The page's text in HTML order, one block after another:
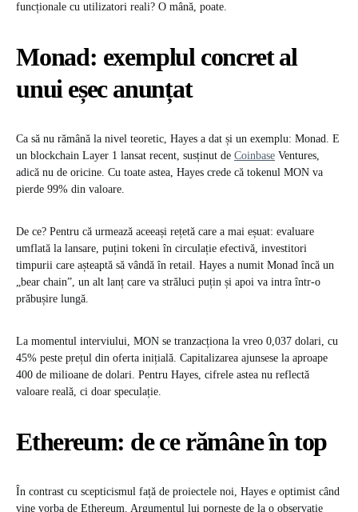
funcționale cu utilizatori reali? O mână, poate.
Monad: exemplul concret al
unui eșec anunțat
Ca să nu rămână la nivel teoretic, Hayes a dat și un exemplu: Monad. E
un blockchain Layer 1 lansat recent, susținut de Coinbase Ventures,
adică nu de oricine. Cu toate astea, Hayes crede că tokenul MON va
pierde 99% din valoare.
De ce? Pentru că urmează aceeași rețetă care a mai eșuat: evaluare
umflată la lansare, puțini tokeni în circulație efectivă, investitori
timpurii care așteaptă să vândă în retail. Hayes a numit Monad încă un
„bear chain”, un alt lanț care va străluci puțin și apoi va intra într-o
prăbușire lungă.
La momentul interviului, MON se tranzacționa la vreo 0,037 dolari, cu
45% peste prețul din oferta inițială. Capitalizarea ajunsese la aproape
400 de milioane de dolari. Pentru Hayes, cifrele astea nu reflectă
valoare reală, ci doar speculație.
Ethereum: de ce rămâne în top
În contrast cu scepticismul față de proiectele noi, Hayes e optimist când
vine vorba de Ethereum. Argumentul lui pornește de la o observație